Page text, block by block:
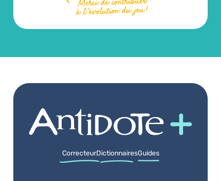
CorrecteurDictionnairesGuides